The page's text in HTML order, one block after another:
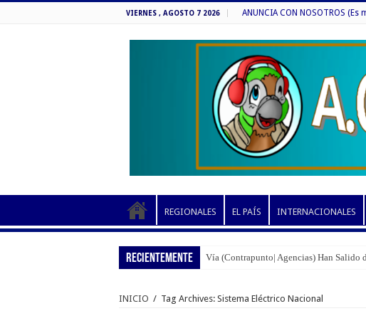
VIERNES , AGOSTO 7 2026 ANUNCIA CON NOSOTROS (Es
REGIONALES EL PAÍS INTERNACIONALES
RECIENTEMENTE Vía (Contrapunto| Agencias) Han Salido
INICIO / Tag Archives: Sistema Eléctrico Nacional